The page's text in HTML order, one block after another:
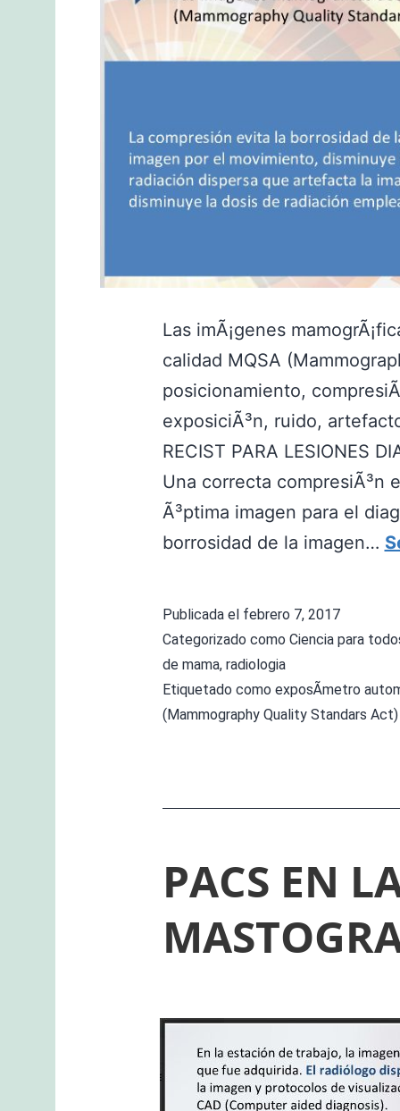
Las imÃ¡genes
calidad MQSA
posicionamiento,
exposiciÃ³n, ruido,
RECIST PARA LESIONES
Una correcta compresiÃ³n
Ã³ptima imagen para el
borrosidad de la imagen…
Publicada el febrero 7, 2017
Categorizado como Ciencia para
de mama, radiologia
Etiquetado como exposÃ­metro
(Mammography Quality Standars Act)
PACS EN